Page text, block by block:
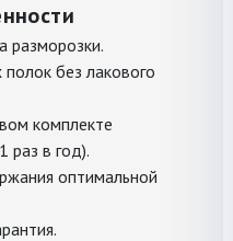
разморозки.
без лакового
комплекте
раз в год).
оптимальной